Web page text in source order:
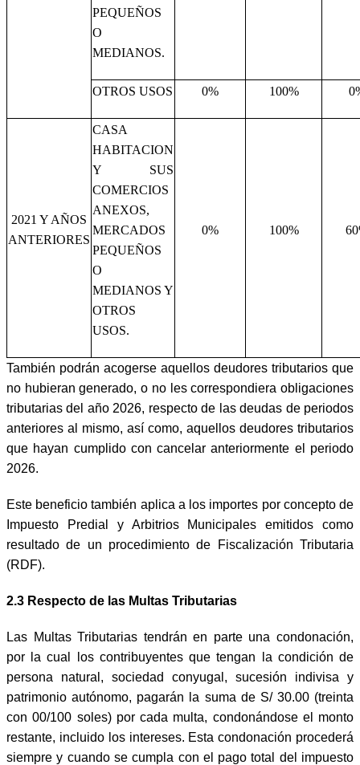
PEQUEÑOS
O
MEDIANOS.
OTROS USOS 0% 100%
2021 Y AÑOS
ANTERIORES
CASA
HABITACION
Y SUS
COMERCIOS
ANEXOS,
MERCADOS
PEQUEÑOS
O
MEDIANOS Y
OTROS
USOS.
0% 100%
También podrán acogerse aquellos deudores tributarios que
no hubieran generado, o no les correspondiera obligaciones
tributarias del año 2026, respecto de las deudas de periodos
anteriores al mismo, así como, aquellos deudores tributarios
que hayan cumplido con cancelar anteriormente el periodo
2026.
Este beneficio también aplica a los importes por concepto de
Impuesto Predial y Arbitrios Municipales emitidos como
resultado de un procedimiento de Fiscalización Tributaria
(RDF).
2.3 Respecto de las Multas Tributarias
Las Multas Tributarias tendrán en parte una condonación,
por la cual los contribuyentes que tengan la condición de
persona natural, sociedad conyugal, sucesión indivisa y
patrimonio autónomo, pagarán la suma de S/ 30.00 (treinta
con 00/100 soles) por cada multa, condonándose el monto
restante, incluido los intereses. Esta condonación procederá
siempre y cuando se cumpla con el pago total del impuesto